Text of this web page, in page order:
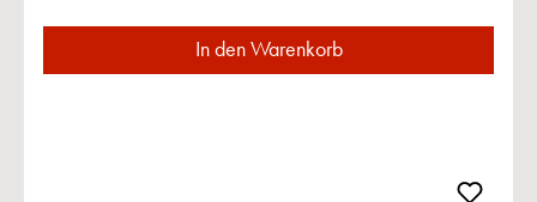
In den Warenkorb